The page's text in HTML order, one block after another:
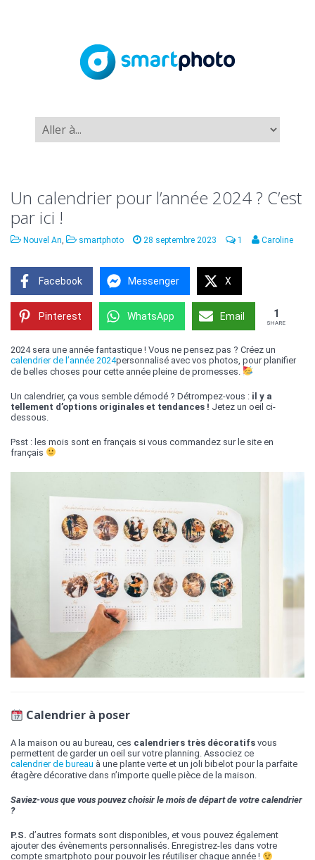
Un calendrier pour l’année 2024 ? C’est
par ici !
Nouvel An, smartphoto 28 septembre 2023 1 Caroline
Facebook Messenger X
Pinterest WhatsApp Email 1
SHARE
2024 sera une année fantastique ! Vous ne pensez pas ? Créez un
calendrier de l’année 2024personnalisé avec vos photos, pour planifier
de belles choses pour cette année pleine de promesses.
Un calendrier, ça vous semble démodé ? Détrompez-vous : il y a
tellement d’options originales et tendances ! Jetez un oeil ci-
dessous.
Psst : les mois sont en français si vous commandez sur le site en
français
Calendrier à poser
A la maison ou au bureau, ces calendriers très décoratifs vous
permettent de garder un oeil sur votre planning. Associez ce
calendrier de bureau à une plante verte et un joli bibelot pour la parfaite
étagère décorative dans n’importe quelle pièce de la maison.
Saviez-vous que vous pouvez choisir le mois de départ de votre calendrier
?
P.S. d’autres formats sont disponibles, et vous pouvez également
ajouter des évènements personnalisés. Enregistrez-les dans votre
compte smartphoto pour pouvoir les réutiliser chaque année !